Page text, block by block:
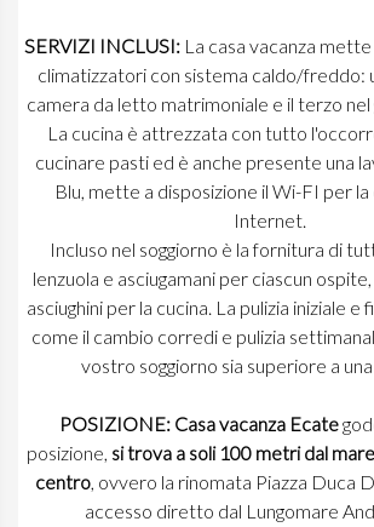
SERVIZI INCLUSI: La casa vacanza
climatizzatori con sistema caldo/freddo:
camera da letto matrimoniale e il terzo nel
La cucina è attrezzata con tutto
cucinare pasti ed è anche presente una
Blu, mette a disposizione il Wi-FI per la
Internet.
Incluso nel soggiorno è la fornitura di
lenzuola e asciugamani per ciascun
asciughini per la cucina. La pulizia iniziale e
come il cambio corredi e pulizia
vostro soggiorno sia superiore a
POSIZIONE: Casa vacanza Ecate
posizione, si trova a soli 100 metri dal
centro, ovvero la rinomata Piazza Duca
accesso diretto dal Lungomare